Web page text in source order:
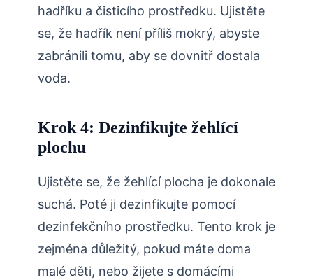
hadříku a čisticího prostředku. Ujistěte
se, že hadřík není příliš mokrý, abyste
zabránili tomu, aby se dovnitř dostala
voda.
Krok 4: Dezinfikujte žehlící
plochu
Ujistěte se, že žehlící plocha je dokonale
suchá. Poté ji dezinfikujte pomocí
dezinfekčního prostředku. Tento krok je
zejména důležitý, pokud máte doma
malé děti, nebo žijete s domácími